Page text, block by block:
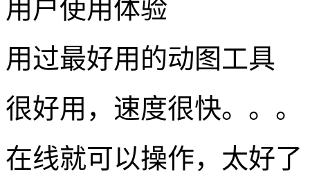
用户使用体验
用过最好用的动图工具
很好用，速度很快。。。
在线就可以操作，太好了